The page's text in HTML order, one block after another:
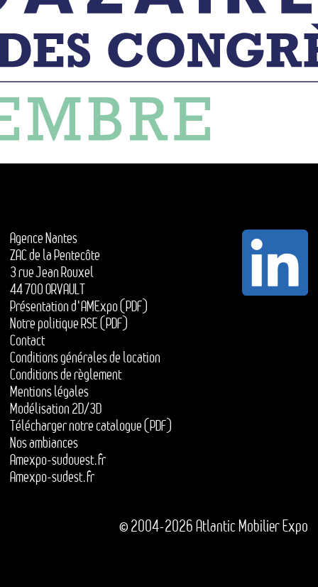
Agence Nantes
ZAC de la Pentecôte
3 rue Jean Rouxel
44 700 ORVAULT
Présentation d'AMExpo (PDF)
Notre politique RSE (PDF)
Contact
Conditions générales de location
Conditions de règlement
Mentions légales
Modélisation 2D/3D
Télécharger notre catalogue (PDF)
Nos ambiances
Amexpo-sudouest.fr
Amexpo-sudest.fr
© 2004-2026 Atlantic Mobilier Expo